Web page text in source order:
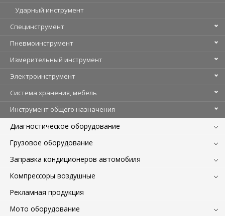
Ударный инструмент
Специнструмент
Пневмоинструмент
Измерительный инструмент
Электроинструмент
Система хранения, мебель
Инструмент общего назначения
Диагностическое оборудование
Грузовое оборудование
Заправка кондиционеров автомобиля
Компрессоры воздушные
Рекламная продукция
Мото оборудование